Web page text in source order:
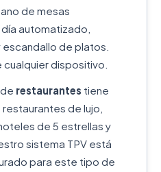
de mesas
automatizado,
de platos.
dispositivo.
restaurantes tiene
de lujo,
de 5 estrellas y
sistema TPV está
para este tipo de